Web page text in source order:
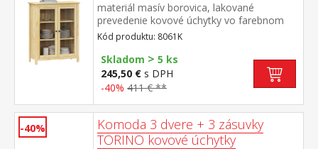
materiál masív borovica, lakované
prevedenie kovové úchytky vo farebnom
prevedení černená mosadz 2 presklené
dvere, 2 police maximálne nosnosti
uvedené v návode na montáž
Kód produktu: 8061K
Skladom > 5 ks
245,50 € s DPH
-40% 411 € **
-40%
Komoda 3 dvere + 3 zásuvky
TORINO kovové úchytky